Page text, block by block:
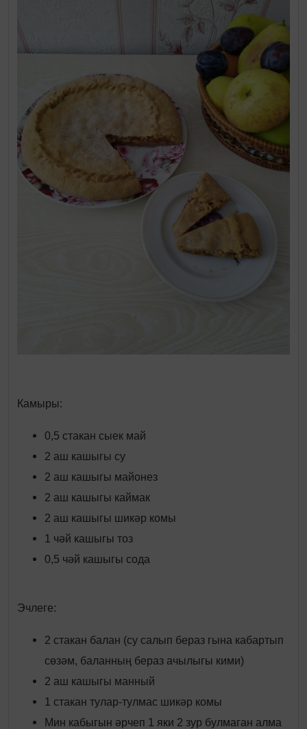
Камыры:
0,5 стакан сыек май
2 аш кашыгы су
2 аш кашыгы майонез
2 аш кашыгы каймак
2 аш кашыгы шикәр комы
1 чәй кашыгы тоз
0,5 чәй кашыгы сода
Эчлеге:
2 стакан балан (су салып бераз гына кабартып
сөзәм, баланның бераз ачылыгы кими)
2 аш кашыгы манный
1 стакан тулар-тулмас шикәр комы
Мин кабыгын әрчеп 1 яки 2 зур булмаган алма